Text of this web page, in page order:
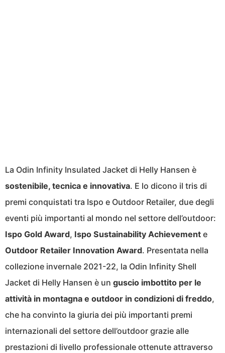
La Odin Infinity Insulated Jacket di Helly Hansen è
sostenibile, tecnica e innovativa. E lo dicono il tris di
premi conquistati tra Ispo e Outdoor Retailer, due degli
eventi più importanti al mondo nel settore dell’outdoor:
Ispo Gold Award, Ispo Sustainability Achievement e
Outdoor Retailer Innovation Award. Presentata nella
collezione invernale 2021-22, la Odin Infinity Shell
Jacket di Helly Hansen è un guscio imbottito per le
attività in montagna e outdoor in condizioni di freddo,
che ha convinto la giuria dei più importanti premi
internazionali del settore dell’outdoor grazie alle
prestazioni di livello professionale ottenute attraverso